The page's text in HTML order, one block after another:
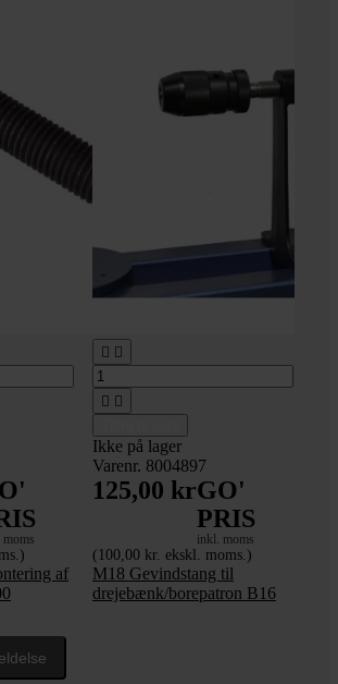
af
 
 
Ikke på lager
Varenr. 8004897
125,00 krGO'
PRIS
inkl. moms
(100,00 kr. ekskl. moms.)
M18 Gevindstang til
drejebænk/borepatron B16